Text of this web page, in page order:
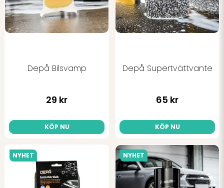
Depå Bilsvamp
29 kr
KÖP NU
Depå Supertvättvante
65 kr
KÖP NU
NYHET NYHET